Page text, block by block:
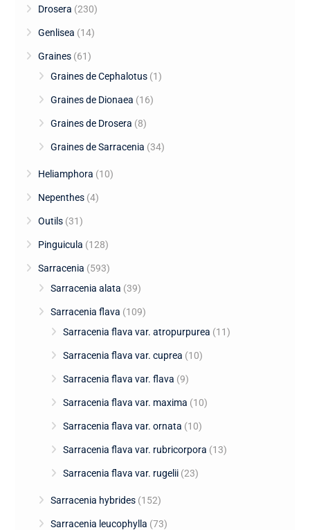
Drosera (230)
Genlisea (14)
Graines (61)
Graines de Cephalotus (1)
Graines de Dionaea (16)
Graines de Drosera (8)
Graines de Sarracenia (34)
Heliamphora (10)
Nepenthes (4)
Outils (31)
Pinguicula (128)
Sarracenia (593)
Sarracenia alata (39)
Sarracenia flava (109)
Sarracenia flava var. atropurpurea (11)
Sarracenia flava var. cuprea (10)
Sarracenia flava var. flava (9)
Sarracenia flava var. maxima (10)
Sarracenia flava var. ornata (10)
Sarracenia flava var. rubricorpora (13)
Sarracenia flava var. rugelii (23)
Sarracenia hybrides (152)
Sarracenia leucophylla (73)